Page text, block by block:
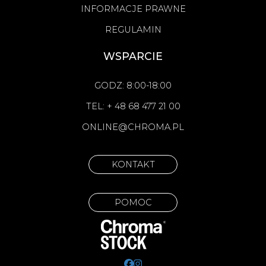
INFORMACJE PRAWNE
REGULAMIN
WSPARCIE
GODZ: 8:00-18:00
TEL: + 48 68 477 21 00
ONLINE@CHROMA.PL
KONTAKT
POMOC